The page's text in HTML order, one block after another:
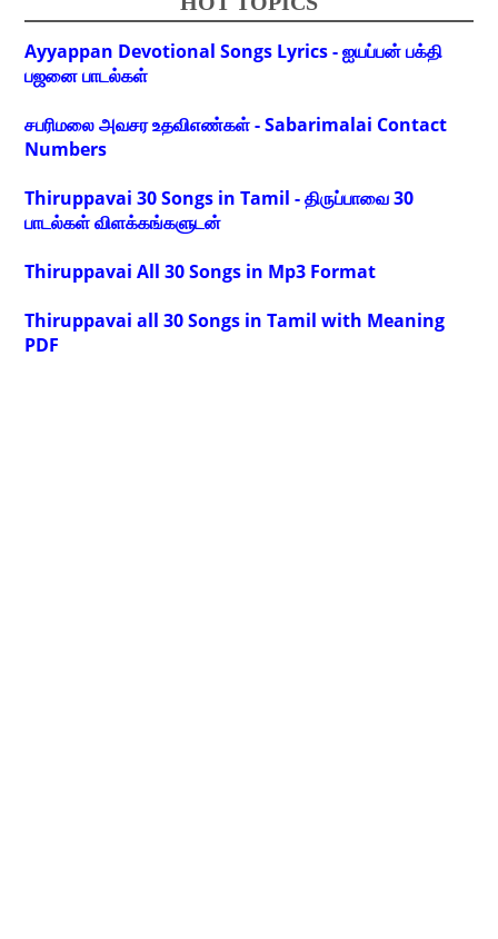
Ayyappan Devotional Songs Lyrics - ஐயப்பன் பக்தி
பஜனை பாடல்கள்
சபரிமலை அவசர உதவிஎண்கள் - Sabarimalai Contact
Numbers
Thiruppavai 30 Songs in Tamil - திருப்பாவை 30
பாடல்கள் விளக்கங்களுடன்
Thiruppavai All 30 Songs in Mp3 Format
Thiruppavai all 30 Songs in Tamil with Meaning
PDF